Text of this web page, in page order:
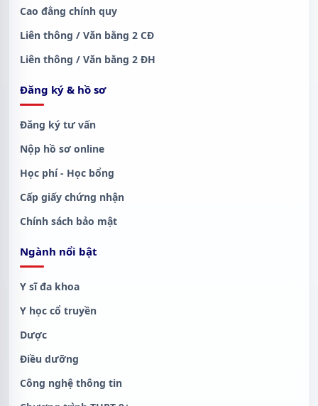
Cao đẳng chính quy
Liên thông / Văn bằng 2 CĐ
Liên thông / Văn bằng 2 ĐH
Đăng ký & hồ sơ
Đăng ký tư vấn
Nộp hồ sơ online
Học phí - Học bổng
Cấp giấy chứng nhận
Chính sách bảo mật
Ngành nổi bật
Y sĩ đa khoa
Y học cổ truyền
Dược
Điều dưỡng
Công nghệ thông tin